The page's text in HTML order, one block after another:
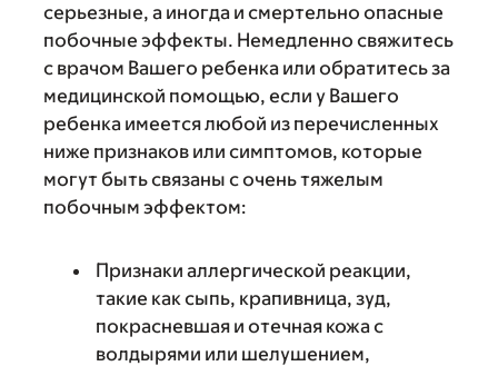
серьезные, а иногда и смертельно опасные
побочные эффекты. Немедленно свяжитесь
с врачом Вашего ребенка или обратитесь за
медицинской помощью, если у Вашего
ребенка имеется любой из перечисленных
ниже признаков или симптомов, которые
могут быть связаны с очень тяжелым
побочным эффектом:
Признаки аллергической реакции,
такие как сыпь, крапивница, зуд,
покрасневшая и отечная кожа с
волдырями или шелушением,